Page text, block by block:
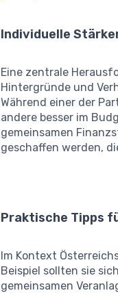
Individuelle
Eine zentrale
Hintergründe und
Während einer der
andere besser im
gemeinsamen
geschaffen werden,
Praktische Tipps
Im Kontext
Beispiel sollten sie
gemeinsamen